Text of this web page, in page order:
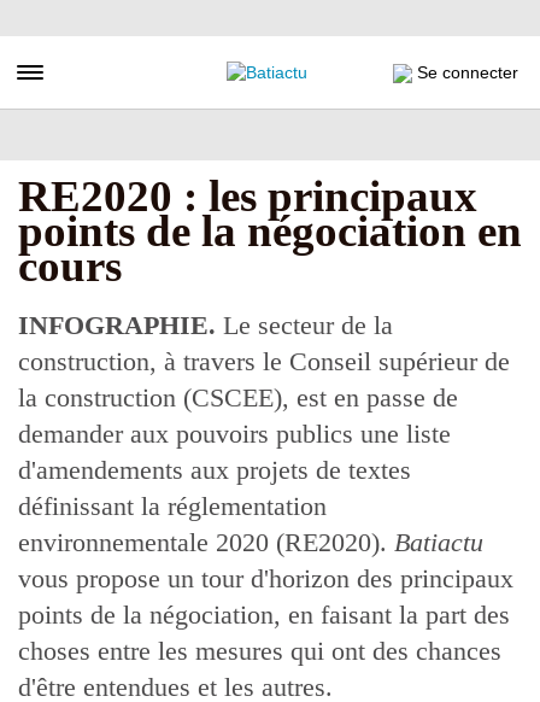
au
principal
Toggle navigation Se connecter
RE2020 : les principaux
points de la négociation en
cours
INFOGRAPHIE. Le secteur de la
construction, à travers le Conseil supérieur de
la construction (CSCEE), est en passe de
demander aux pouvoirs publics une liste
d'amendements aux projets de textes
définissant la réglementation
environnementale 2020 (RE2020). Batiactu
vous propose un tour d'horizon des principaux
points de la négociation, en faisant la part des
choses entre les mesures qui ont des chances
d'être entendues et les autres.